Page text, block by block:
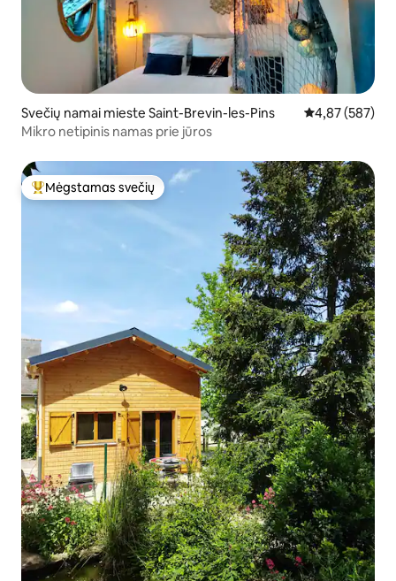
Svečių namai mieste Saint-Brevin-les-Pins Vidutinis
4,87 (587)
Mikro netipinis namas prie jūros
Svečių mėgstamiausias
Mėgstamas svečių